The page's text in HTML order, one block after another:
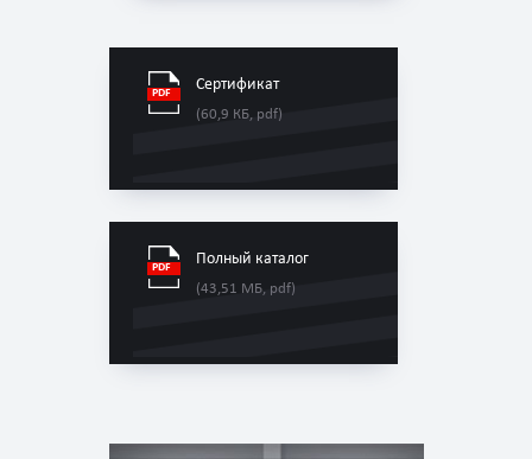
Сертификат
(60,9 КБ, pdf)
Полный каталог
(43,51 МБ, pdf)